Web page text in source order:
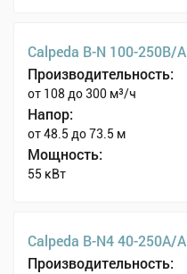
Calpeda B-N 100-250B/A
Производительность:
от 108 до 300 м³/ч
Напор:
от 48.5 до 73.5 м
Мощность:
55 кВт
Calpeda B-N4 40-250A/A
Производительность: